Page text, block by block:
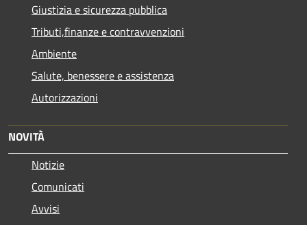
Giustizia e sicurezza pubblica
Tributi,finanze e contravvenzioni
Ambiente
Salute, benessere e assistenza
Autorizzazioni
NOVITÀ
Notizie
Comunicati
Avvisi